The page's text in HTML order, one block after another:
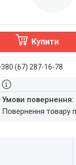
Купити
(67) 287-16-78
повернення товару